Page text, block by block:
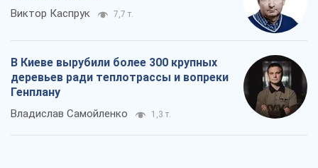
Виктор Каспрук 7,7 т.
В Киеве вырубили более 300 крупных
деревьев ради теплотрассы и вопреки
Генплану
Владислав Самойленко 1,3 т.